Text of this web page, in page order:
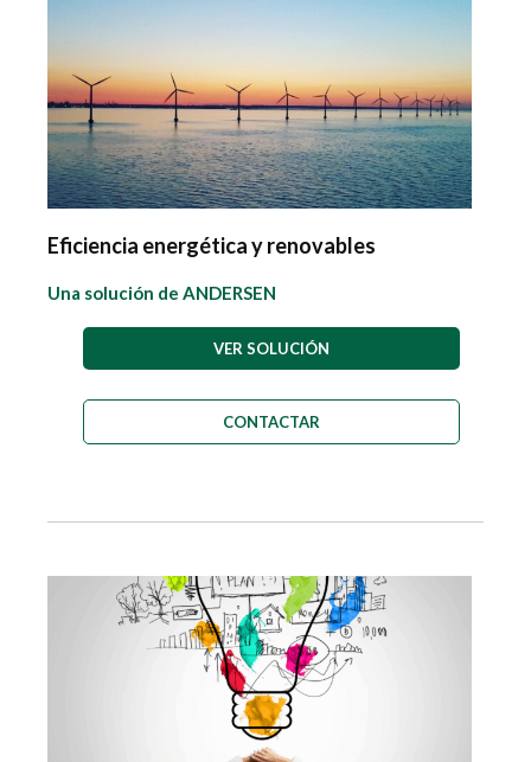
Eficiencia energética y renovables
Una solución de ANDERSEN
VER SOLUCIÓN
CONTACTAR